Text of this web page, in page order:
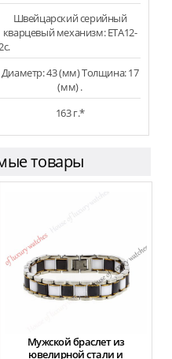
Швейцарский серийный
кварцевый механизм: ETA12-
Диаметр: 43 (мм) Толщина: 17
(мм) .
163 г.*
товары
Мужской браслет из
ювелирной стали и